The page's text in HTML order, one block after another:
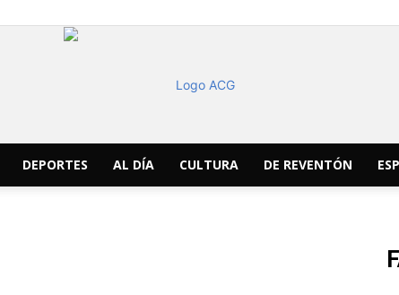
DEPORTES AL DÍA CULTURA DE REVENTÓN